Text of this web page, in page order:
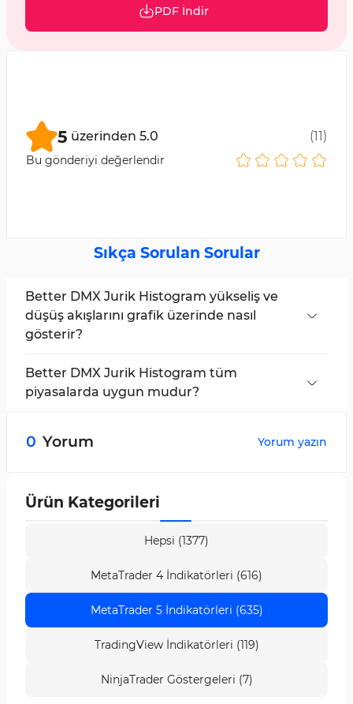
PDF İndir
5 üzerinden 5.0 (11)
Bu gönderiyi değerlendir
Sıkça Sorulan Sorular
Better DMX Jurik Histogram yükseliş ve
düşüş akışlarını grafik üzerinde nasıl
gösterir?
düşüş akışları için kırmızı histogramlar çizer.
Better DMX Jurik Histogram tüm
piyasalarda uygun mudur?
çeşitli finansal piyasalarda kullanılabilir.
0 Yorum Yorum yazın
Ürün Kategorileri
Hepsi (1377)
MetaTrader 4 İndikatörleri (616)
MetaTrader 5 İndikatörleri (635)
TradingView İndikatörleri (119)
NinjaTrader Göstergeleri (7)